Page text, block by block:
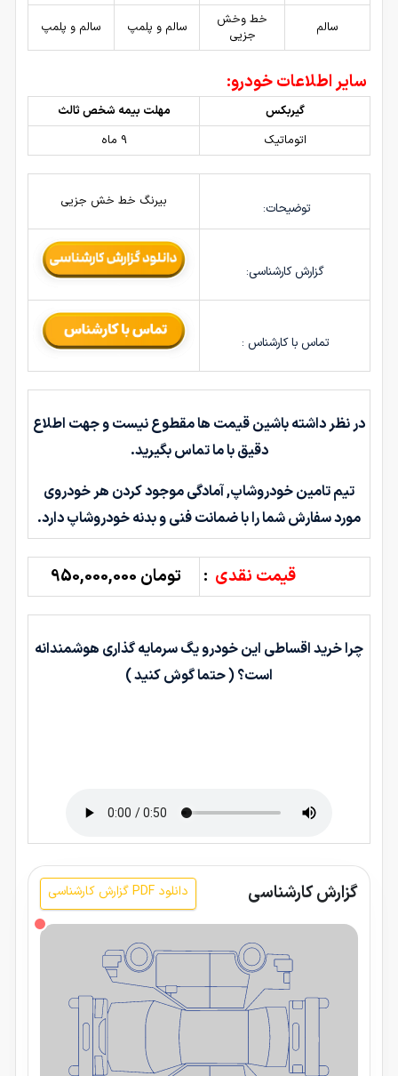
سالم
خط وخش
جزیی
سالم و پلمپ سالم و پلمپ
سایر اطلاعات خودرو:
گیربکس
مهلت بیمه شخص ثالث
اتوماتیک
9 ماه
توضیحات: بیرنگ خط خش جزیی
گزارش کارشناسی:
تماس با کارشناس :
در نظر داشته باشین قیمت ها مقطوع نیست و جهت اطلاع
دقیق با ما تماس بگیرید.
تیم تامین خودروشاپ, آمادگی موجود کردن هر خودروی
مورد سفارش شما را با ضمانت فنی و بدنه خودروشاپ دارد.
قیمت نقدی : تومان 950,000,000
چرا خرید اقساطی این خودرو یگ سرمایه گذاری هوشمندانه
است؟ ( حتما گوش کنید )
گزارش کارشناسی دانلود PDF گزارش کارشناسی